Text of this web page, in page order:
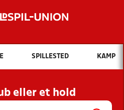
Hvad vil du søge efter?
INDHOLD OG NYHEDER
KLUBBER OG
HOLD
SPILLESTED KAMP
eller et hold